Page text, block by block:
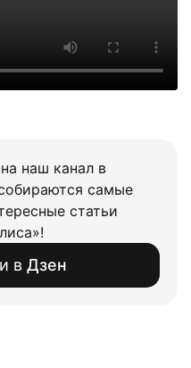
наш канал в
самые
статьи
в Дзен